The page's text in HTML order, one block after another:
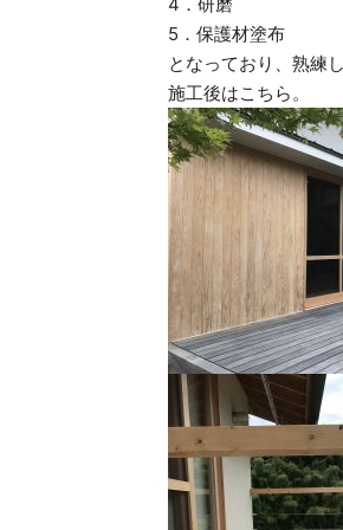
5．保護材塗布
となっており、熟練
施工後はこちら。